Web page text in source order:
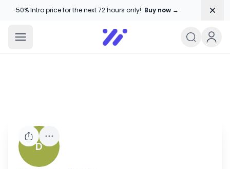
-50% Intro price for the next 72 hours only!. Buy now →
Amika Chitranshi
My WordPress Blog
D